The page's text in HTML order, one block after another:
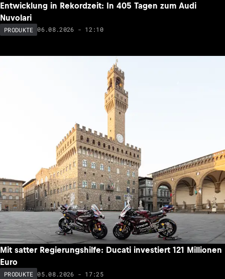
Entwicklung in Rekordzeit: In 405 Tagen zum Audi
Nuvolari
PRODUKTE 06.08.2026 - 12:10
Mit satter Regierungshilfe: Ducati investiert 121 Millionen
Euro
PRODUKTE 05.08.2026 - 17:25